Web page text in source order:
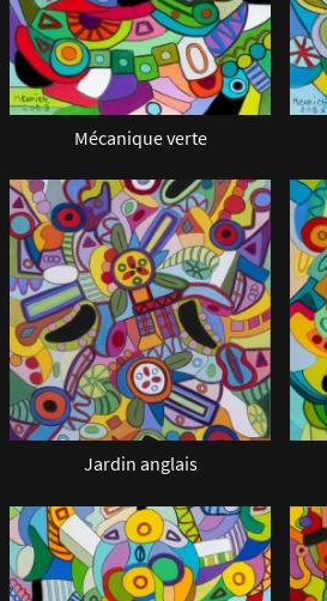
Mécanique verte
Jardin anglais